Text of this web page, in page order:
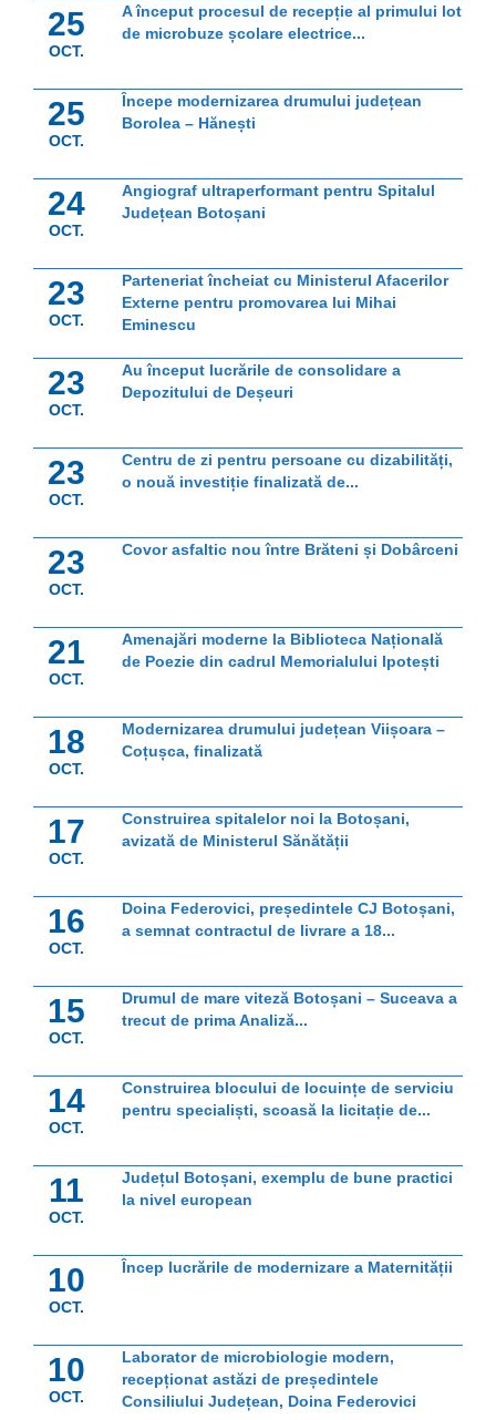
25
OCT.
A început procesul de recepție al primului lot
de microbuze școlare electrice...
25
OCT.
Începe modernizarea drumului județean
Borolea – Hănești
24
OCT.
Angiograf ultraperformant pentru Spitalul
Județean Botoșani
23
OCT.
Parteneriat încheiat cu Ministerul Afacerilor
Externe pentru promovarea lui Mihai
Eminescu
23
OCT.
Au început lucrările de consolidare a
Depozitului de Deșeuri
23
OCT.
Centru de zi pentru persoane cu dizabilități,
o nouă investiție finalizată de...
23
OCT.
Covor asfaltic nou între Brăteni și Dobârceni
21
OCT.
Amenajări moderne la Biblioteca Națională
de Poezie din cadrul Memorialului Ipotești
18
OCT.
Modernizarea drumului județean Viișoara –
Coțușca, finalizată
17
OCT.
Construirea spitalelor noi la Botoșani,
avizată de Ministerul Sănătății
16
OCT.
Doina Federovici, președintele CJ Botoșani,
a semnat contractul de livrare a 18...
15
OCT.
Drumul de mare viteză Botoșani – Suceava a
trecut de prima Analiză...
14
OCT.
Construirea blocului de locuințe de serviciu
pentru specialiști, scoasă la licitație de...
11
OCT.
Județul Botoșani, exemplu de bune practici
la nivel european
10
OCT.
Încep lucrările de modernizare a Maternității
10
OCT.
Laborator de microbiologie modern,
recepționat astăzi de președintele
Consiliului Județean, Doina Federovici